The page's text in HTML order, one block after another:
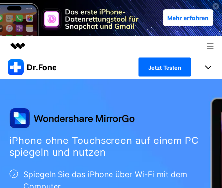
Top-Produkte
Überblick
Lösungen
Über uns
Presseraum
Dr.Fone Jetzt Testen
Alles-in-einem-Toolkit
Weitere Tools und Apps
Lösungen
Entdecken Sie weitere Dr.Fone-Lösungen
Lernen und Unterstützung
Android 16 FRP-Umgehung
iPhone ohne Touchscreen auf einem PC
spiegeln und nutzen
Spiegeln Sie das iPhone über Wi-Fi mit dem
Computer.